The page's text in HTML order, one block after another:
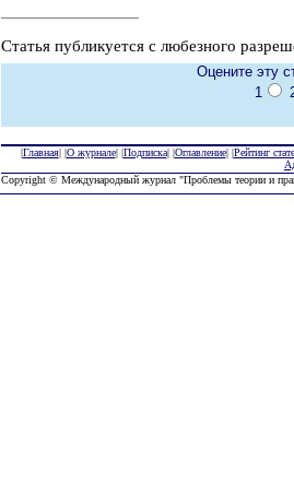
Статья публикуется с любезного
Оцените эту
1
|Главная| |О журнале| |Подписка| |Оглавление| |Рейтинг
Copyright © Международный журнал "Проблемы теории и